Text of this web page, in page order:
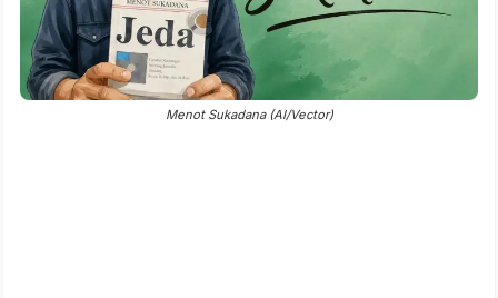
Menot Sukadana (AI/Vector)